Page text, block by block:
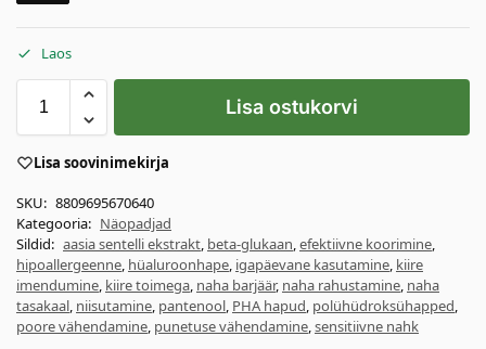
Laos
Lisa ostukorvi
Lisa soovinimekirja
SKU: 8809695670640
Kategooria: Näopadjad
Sildid: aasia sentelli ekstrakt, beta-glukaan,efektiivne koorimine,
hipoallergeenne, hüaluroonhape, igapäevane kasutamine, kiire
imendumine, kiire toimega, naha barjäär, naha rahustamine, naha
tasakaal, niisutamine, pantenool, PHA hapud, polühüdroksühapped,
poore vähendamine, punetuse vähendamine,sensitiivne nahk